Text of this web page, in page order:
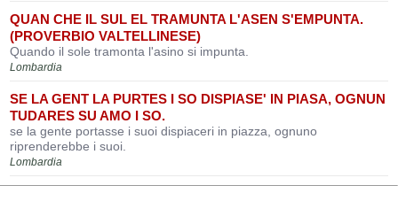
QUAN CHE IL SUL EL TRAMUNTA L'ASEN S'EMPUNTA.
(PROVERBIO VALTELLINESE)
Quando il sole tramonta l'asino si impunta.
Lombardia
SE LA GENT LA PURTES I SO DISPIASE' IN PIASA, OGNUN
TUDARES SU AMO I SO.
se la gente portasse i suoi dispiaceri in piazza, ognuno
riprenderebbe i suoi.
Lombardia